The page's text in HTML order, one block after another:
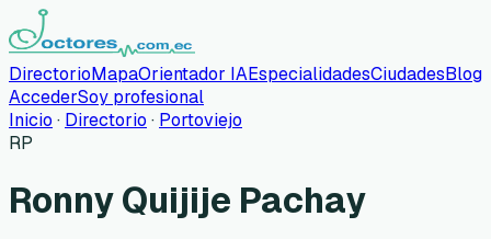
DirectorioMapaOrientador IAEspecialidadesCiudadesBlog
AccederSoy profesional
Inicio · Directorio · Portoviejo
RP
Ronny Quijije Pachay